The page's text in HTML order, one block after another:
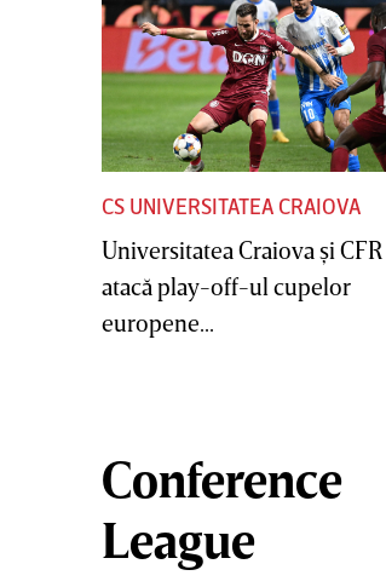
CS UNIVERSITATEA CRAIOVA
Universitatea Craiova şi
atacă play-off-ul cupelor
europene...
Conference
League